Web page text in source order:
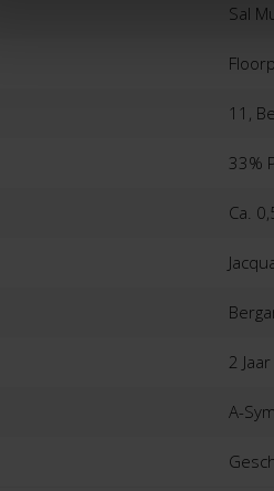
Sal
11,
33%
Ca.
2
A-